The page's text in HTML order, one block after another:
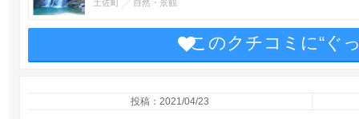
土佐町 自然・景観
このクチコミに“ぐ
投稿：2021/04/23